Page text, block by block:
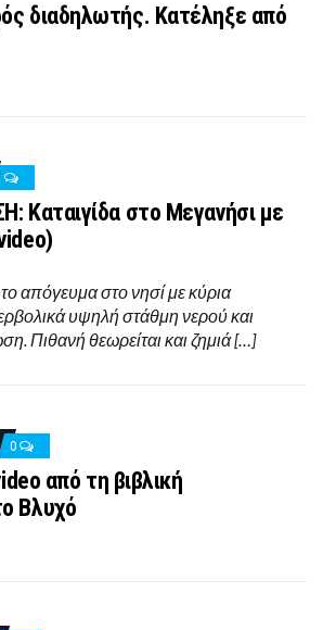
διαδηλωτής. Κατέληξε από
Καταιγίδα στο Μεγανήσι με
απόγευμα στο νησί με κύρια
υψηλή στάθμη νερού και
Πιθανή θεωρείται και ζημιά […]
0
από τη βιβλική
Βλυχό